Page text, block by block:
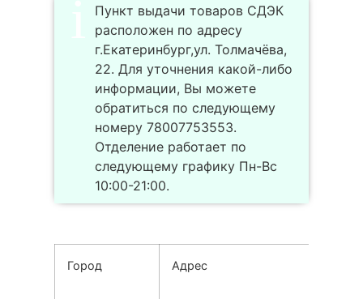
Пункт выдачи товаров СДЭК
расположен по адресу
г.Екатеринбург,ул. Толмачёва,
22. Для уточнения какой-либо
информации, Вы можете
обратиться по следующему
номеру 78007753553.
Отделение работает по
следующему графику Пн-Вс
10:00-21:00.
Город Адрес